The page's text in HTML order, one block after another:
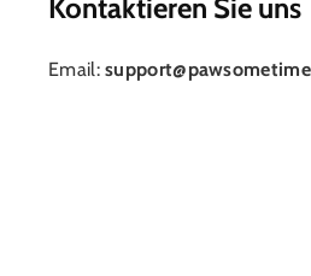
T
Kontaktieren Sie uns
Email: